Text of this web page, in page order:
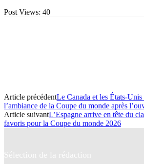
Post Views: 40
Article précédentLe Canada et les États-Unis
l’ambiance de la Coupe du monde après
Article suivantL’Espagne arrive en tête du
favoris pour la Coupe du monde 2026
Sélection de la rédaction